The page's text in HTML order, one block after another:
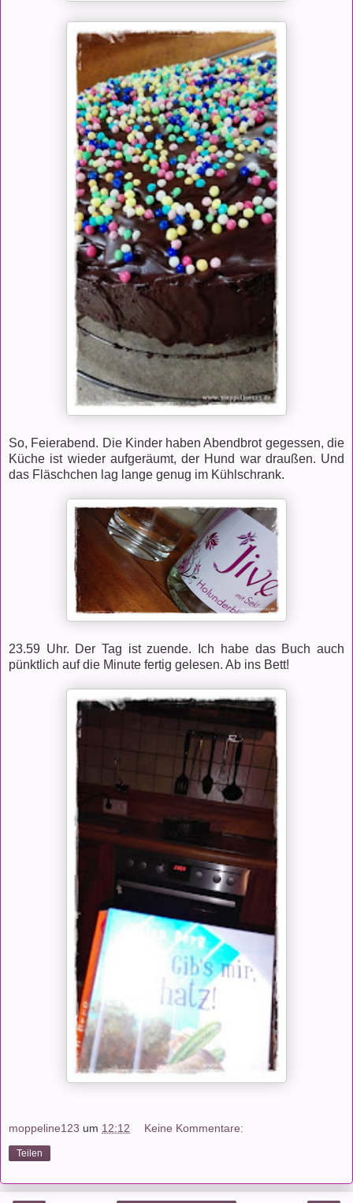
So, Feierabend. Die Kinder haben Abendbrot gegessen, die
Küche ist wieder aufgeräumt, der Hund war draußen. Und
das Fläschchen lag lange genug im Kühlschrank.
23.59 Uhr. Der Tag ist zuende. Ich habe das Buch auch
pünktlich auf die Minute fertig gelesen. Ab ins Bett!
moppeline123 um 12:12 Keine Kommentare:
Teilen